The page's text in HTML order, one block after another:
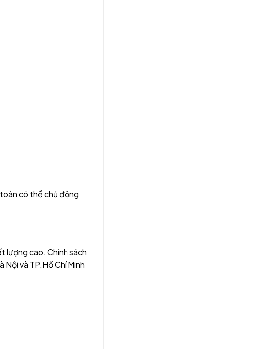
có thể chủ động
lượng cao. Chính sách
và TP.Hồ Chí Minh